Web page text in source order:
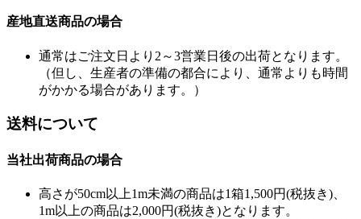
産地直送商品の場合
通常はご注文日より2～3営業日後の出荷となります。
（但し、生産者の準備の都合により、通常よりも時間
がかかる場合があります。）
送料について
当社出荷商品の場合
高さが50cm以上1m未満の商品は1箱1,500円(税抜き)、
1m以上の商品は2,000円(税抜き)となります。